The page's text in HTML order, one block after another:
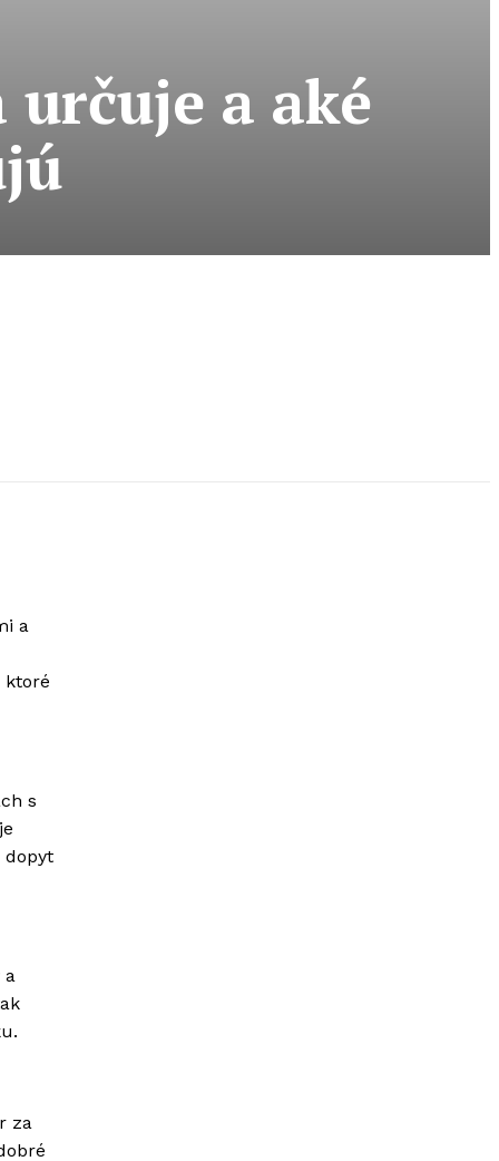
určuje a aké
a
ktoré
s
dopyt
a
za